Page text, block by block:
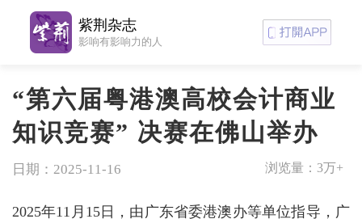
“第六届粤港澳高校会计商业
知识竞赛” 决赛在佛山举办
日期：2025-11-16 浏览量： 3万+
2025年11月15日，由广东省委港澳办等单位指导，广
紫荆杂志
影响有影响力的人